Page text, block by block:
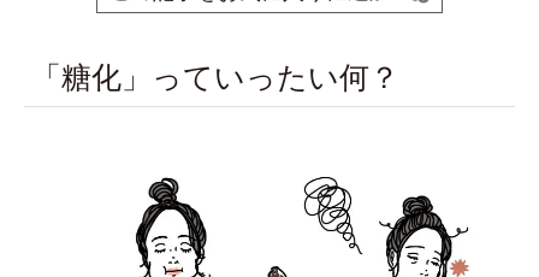
「糖化」っていったい何？